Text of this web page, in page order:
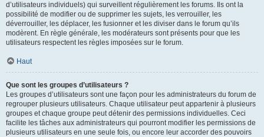
d’utilisateurs individuels) qui surveillent régulièrement les forums. Ils ont la
possibilité de modifier ou de supprimer les sujets, les verrouiller, les
déverrouiller, les déplacer, les fusionner et les diviser dans le forum qu’ils
modèrent. En règle générale, les modérateurs sont présents pour que les
utilisateurs respectent les règles imposées sur le forum.
Haut
Que sont les groupes d’utilisateurs ?
Les groupes d’utilisateurs sont une façon pour les administrateurs du forum de
regrouper plusieurs utilisateurs. Chaque utilisateur peut appartenir à plusieurs
groupes et chaque groupe peut détenir des permissions individuelles. Ceci
facilite les tâches aux administrateurs qui pourront modifier les permissions de
plusieurs utilisateurs en une seule fois, ou encore leur accorder des pouvoirs